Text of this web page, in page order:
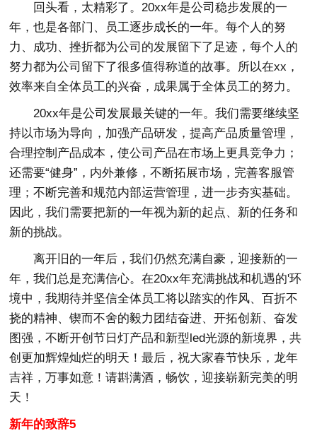
回头看，太精彩了。20xx年是公司稳步发展的一
年，也是各部门、员工逐步成长的一年。每个人的努
力、成功、挫折都为公司的发展留下了足迹，每个人的
努力都为公司留下了很多值得称道的故事。所以在xx，
效率来自全体员工的兴奋，成果属于全体员工的努力。
20xx年是公司发展最关键的一年。我们需要继续坚
持以市场为导向，加强产品研发，提高产品质量管理，
合理控制产品成本，使公司产品在市场上更具竞争力；
还需要“健身”，内外兼修，不断拓展市场，完善客服管
理；不断完善和规范内部运营管理，进一步夯实基础。
因此，我们需要把新的一年视为新的起点、新的任务和
新的挑战。
离开旧的一年后，我们仍然充满自豪，迎接新的一
年，我们总是充满信心。在20xx年充满挑战和机遇的'环
境中，我期待并坚信全体员工将以踏实的作风、百折不
挠的精神、锲而不舍的毅力团结奋进、开拓创新、奋发
图强，不断开创节日灯产品和新型led光源的新境界，共
创更加辉煌灿烂的明天！最后，祝大家春节快乐，龙年
吉祥，万事如意！请斟满酒，畅饮，迎接崭新完美的明
天！
新年的致辞5